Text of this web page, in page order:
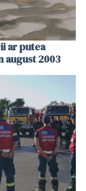
ar putea
august 2003